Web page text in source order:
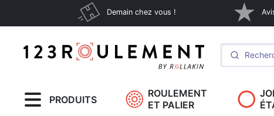
Demain chez vous !
PRODUITS
ROULEMENT
ET PALIER